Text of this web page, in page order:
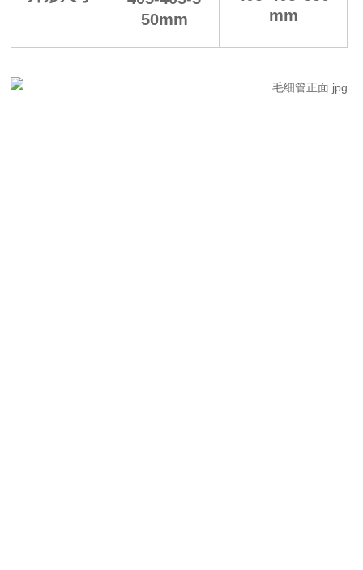
50mm
mm